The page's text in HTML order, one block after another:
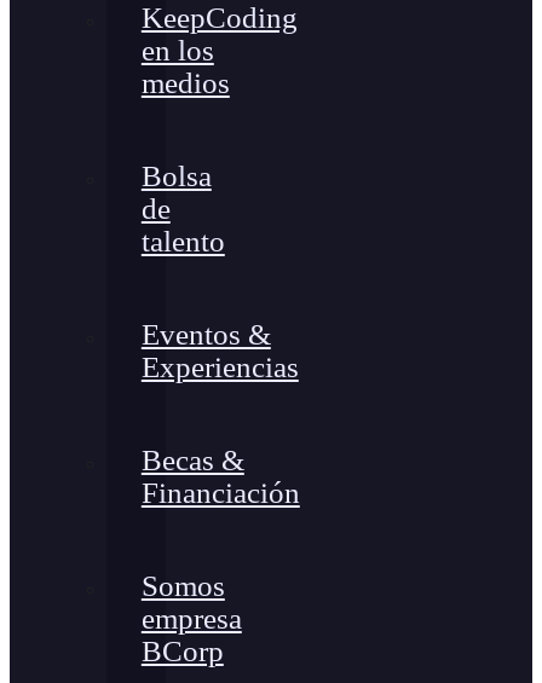
KeepCoding
en los
medios
Bolsa
de
talento
Eventos &
Experiencias
Becas &
Financiación
Somos
empresa
BCorp